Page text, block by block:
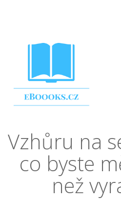
Vzhůru na
co byste
než